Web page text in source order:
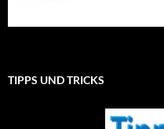
TIPPS UND TRICKS